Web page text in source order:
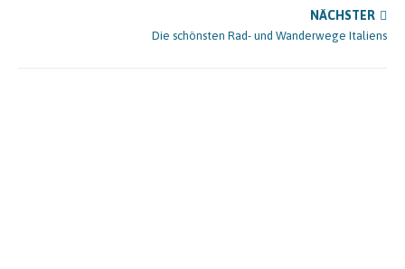
NÄCHSTER
Die schönsten Rad- und Wanderwege Italiens